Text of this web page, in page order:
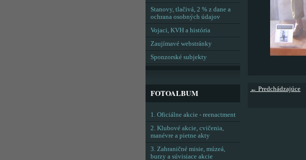
← Predchádzajúce
Stanovy, tlačivá, 2 % z dane a
ochrana osobných údajov
Vojaci, KVH a história
Zaujímavé webstránky
Sponzorské subjekty
FOTOALBUM
1. Oficiálne akcie - reenactment
2. Klubové akcie, cvičenia,
manévre a pietne akty
3. Zahraničné misie, múzeá,
burzy a súvisiace akcie